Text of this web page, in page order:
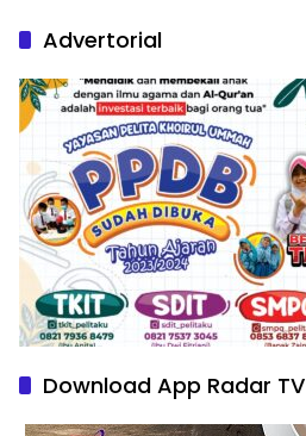
Advertorial
Download App Radar TV